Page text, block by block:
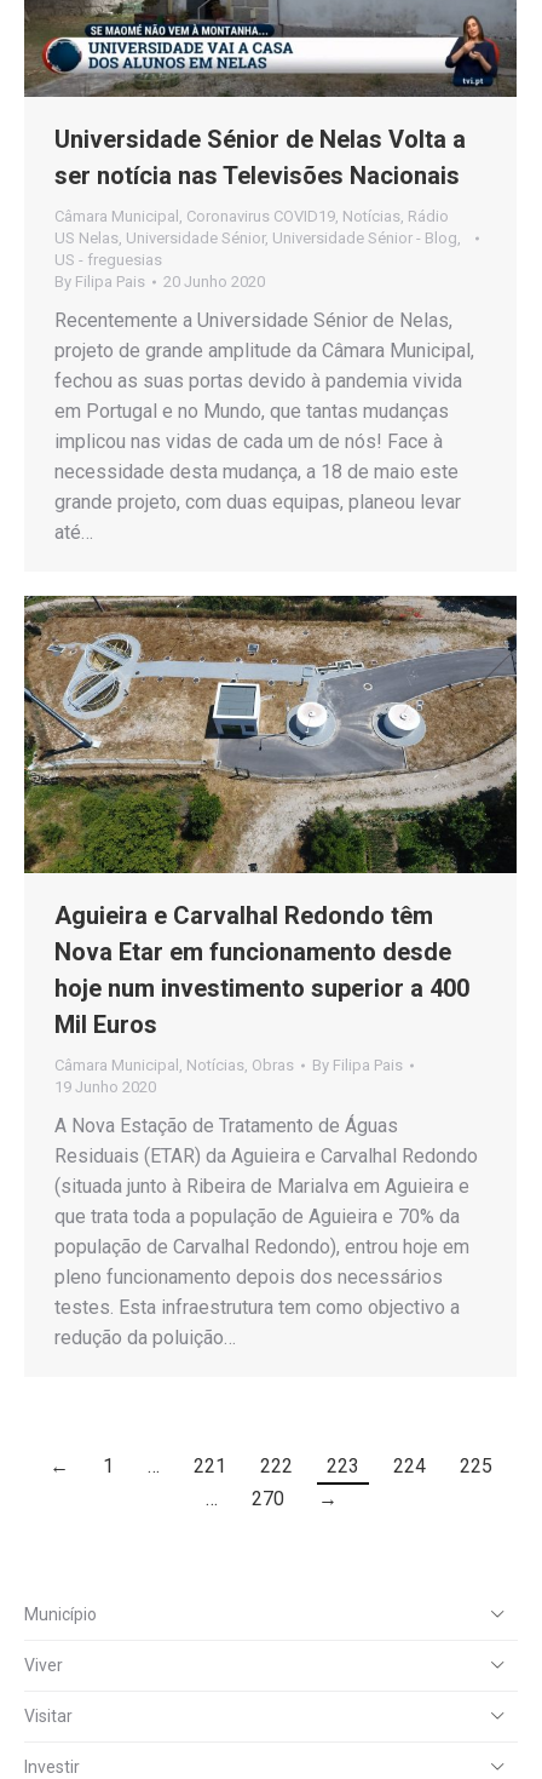
Universidade Sénior de Nelas Volta a
ser notícia nas Televisões Nacionais
Câmara Municipal Coronavirus COVID19 Notícias Rádio
US Nelas Universidade Sénior, Universidade Sénior - Blog
US - freguesias
By Filipa Pais 20 Junho 2020
Recentemente a Universidade Sénior de Nelas,
projeto de grande amplitude da Câmara Municipal,
fechou as suas portas devido à pandemia vivida
em Portugal e no Mundo, que tantas mudanças
implicou nas vidas de cada um de nós! Face à
necessidade desta mudança, a 18 de maio este
grande projeto, com duas equipas, planeou levar
até…
Aguieira e Carvalhal Redondo têm
Nova Etar em funcionamento desde
hoje num investimento superior a 400
Mil Euros
Câmara Municipal , Notícias, Obras By Filipa Pais
19 Junho 2020
A Nova Estação de Tratamento de Águas
Residuais (ETAR) da Aguieira e Carvalhal Redondo
(situada junto à Ribeira de Marialva em Aguieira e
que trata toda a população de Aguieira e 70% da
população de Carvalhal Redondo), entrou hoje em
pleno funcionamento depois dos necessários
testes. Esta infraestrutura tem como objectivo a
redução da poluição…
← 1 … 221 222 223 224
225
…
270 →
Município
Viver
Visitar
Investir